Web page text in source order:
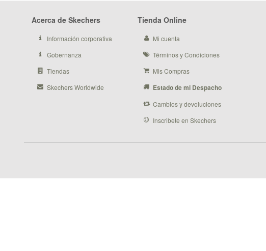
Acerca de Skechers
Información corporativa
Gobernanza
Tiendas
Skechers Worldwide
Tienda Online
Mi cuenta
Términos y Condiciones
Mis Compras
Estado de mi Despacho
Cambios y devoluciones
Inscribete en Skechers